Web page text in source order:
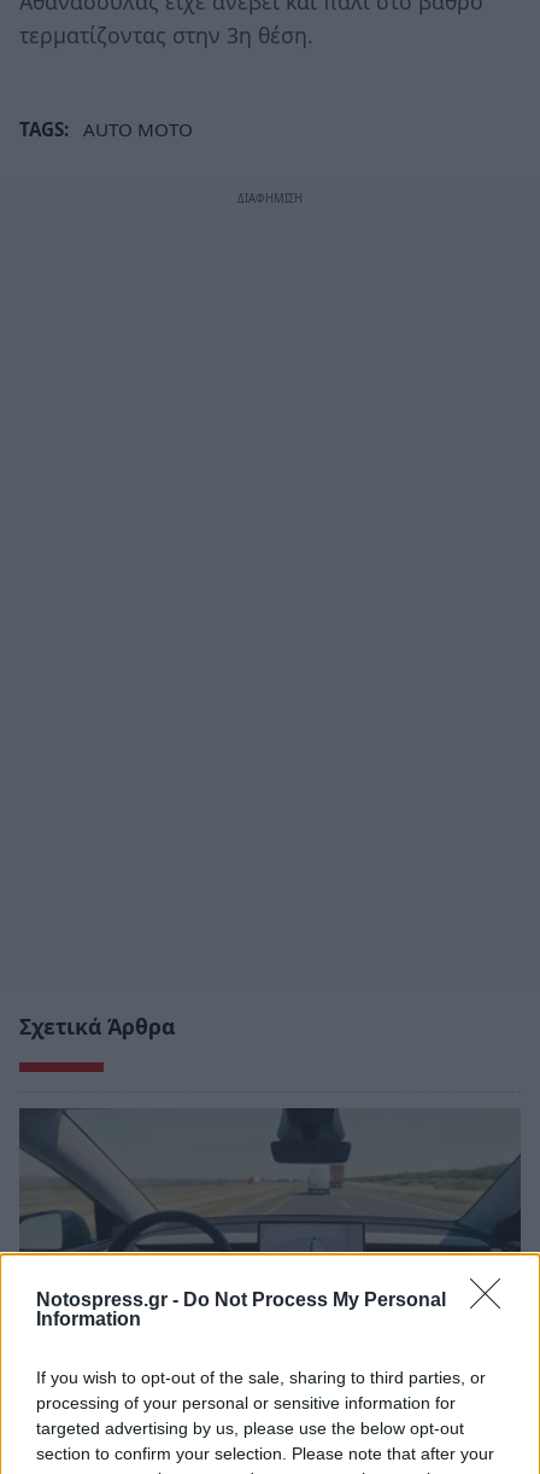
Notospress.gr - Do Not Process My Personal
Information
If you wish to opt-out of the sale, sharing to third parties, or
processing of your personal or sensitive information for
targeted advertising by us, please use the below opt-out
section to confirm your selection. Please note that after your
τερματίζοντας στην 3η θέση.
TAGS: AUTO MOTO
Σχετικά Άρθρα
Tesla: Πόσο ασφαλές είναι το Autopilot;